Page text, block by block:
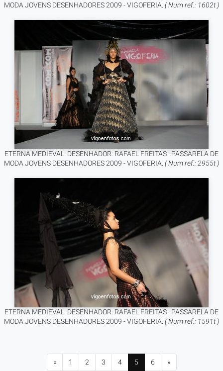
MODA JOVENS DESENHADORES 2009 - VIGOFERIA. ( Num ref.: 1602t )
ETERNA MEDIEVAL. DESENHADOR: RAFAEL FREITAS . PASSARELA DE
MODA JOVENS DESENHADORES 2009 - VIGOFERIA. ( Num ref.: 2955t )
ETERNA MEDIEVAL. DESENHADOR: RAFAEL FREITAS . PASSARELA DE
MODA JOVENS DESENHADORES 2009 - VIGOFERIA. ( Num ref.: 1591t )
« 1 2 3 4 5 6 »